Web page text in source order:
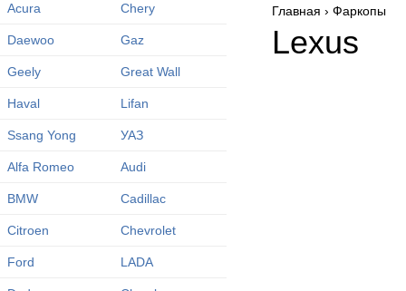
Acura Chery
Daewoo Gaz
Geely Great Wall
Haval Lifan
Ssang Yong УАЗ
Alfa Romeo Audi
BMW Cadillac
Citroen Chevrolet
Ford LADA
Вы здесь
Главная › Фаркопы
Lexus